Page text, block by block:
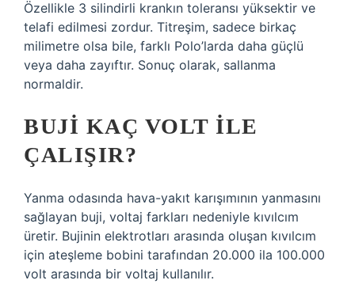
Özellikle 3 silindirli krankın toleransı yüksektir ve
telafi edilmesi zordur. Titreşim, sadece birkaç
milimetre olsa bile, farklı Polo’larda daha güçlü
veya daha zayıftır. Sonuç olarak, sallanma
normaldir.
BUJI KAÇ VOLT ILE
ÇALIŞIR?
Yanma odasında hava-yakıt karışımının yanmasını
sağlayan buji, voltaj farkları nedeniyle kıvılcım
üretir. Bujinin elektrotları arasında oluşan kıvılcım
için ateşleme bobini tarafından 20.000 ila 100.000
volt arasında bir voltaj kullanılır.